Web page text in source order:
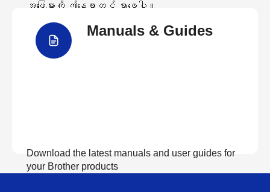
အဖြေများကို ဤနေရာတွင် ရှာဖွေပါ။
Manuals & Guides
Download the latest manuals and user guides for
your Brother products